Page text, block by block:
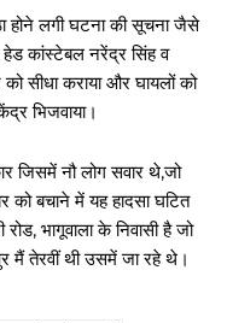
होने लगी घटना की सूचना जैसे
हेड कांस्टेबल नरेंद्र सिंह व
सीधा कराया और घायलों को
भिजवाया।
जिसमें नौ लोग सवार थे,जो
बचाने में यह हादसा घटित
भागूवाला के निवासी है जो
मैं तेरवीं थी उसमें जा रहे थे।